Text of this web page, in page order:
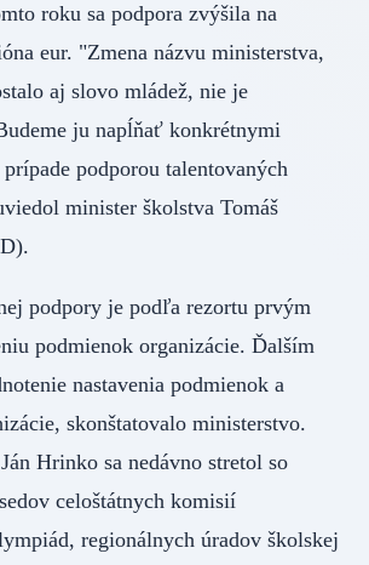
roku sa podpora zvýšila na
eur. "Zmena názvu ministerstva,
aj slovo mládež, nie je
ju napĺňať konkrétnymi
podporou talentovaných
minister školstva Tomáš
SD).
podpory je podľa rezortu prvým
podmienok organizácie. Ďalším
nastavenia podmienok a
skonštatovalo ministerstvo.
Hrinko sa nedávno stretol so
celoštátnych komisií
regionálnych úradov školskej